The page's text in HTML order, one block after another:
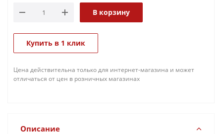
В корзину
Купить в 1 клик
Цена действительна только для интернет-магазина и может
отличаться от цен в розничных магазинах
Описание